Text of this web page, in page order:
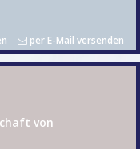
per E-Mail versenden
von